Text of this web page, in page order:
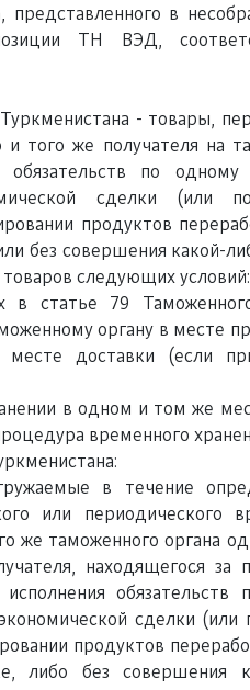
в
ТН ВЭД,
- товары,
того же получателя на
по одному
сделки (или
продуктов
без совершения какой-
следующих условий:
в статье 79
органу в месте
доставки (если
в одном и том же
временного
в течение
или периодического
же таможенного органа
находящегося за
обязательств
сделки (или
продуктов
либо без совершения